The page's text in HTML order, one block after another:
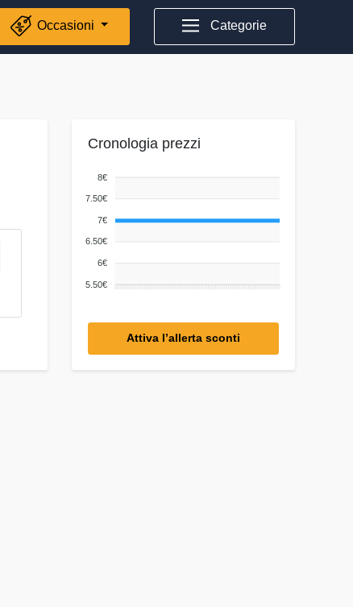
Occasioni Categorie
Cronologia prezzi
8€
7.50€
7€
6.50€
6€
5.50€
Attiva l’allerta sconti